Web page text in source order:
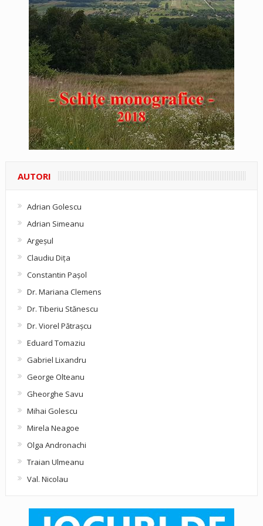
AUTORI
Adrian Golescu
Adrian Simeanu
Argeşul
Claudiu Diţa
Constantin Pașol
Dr. Mariana Clemens
Dr. Tiberiu Stănescu
Dr. Viorel Pătraşcu
Eduard Tomaziu
Gabriel Lixandru
George Olteanu
Gheorghe Savu
Mihai Golescu
Mirela Neagoe
Olga Andronachi
Traian Ulmeanu
Val. Nicolau